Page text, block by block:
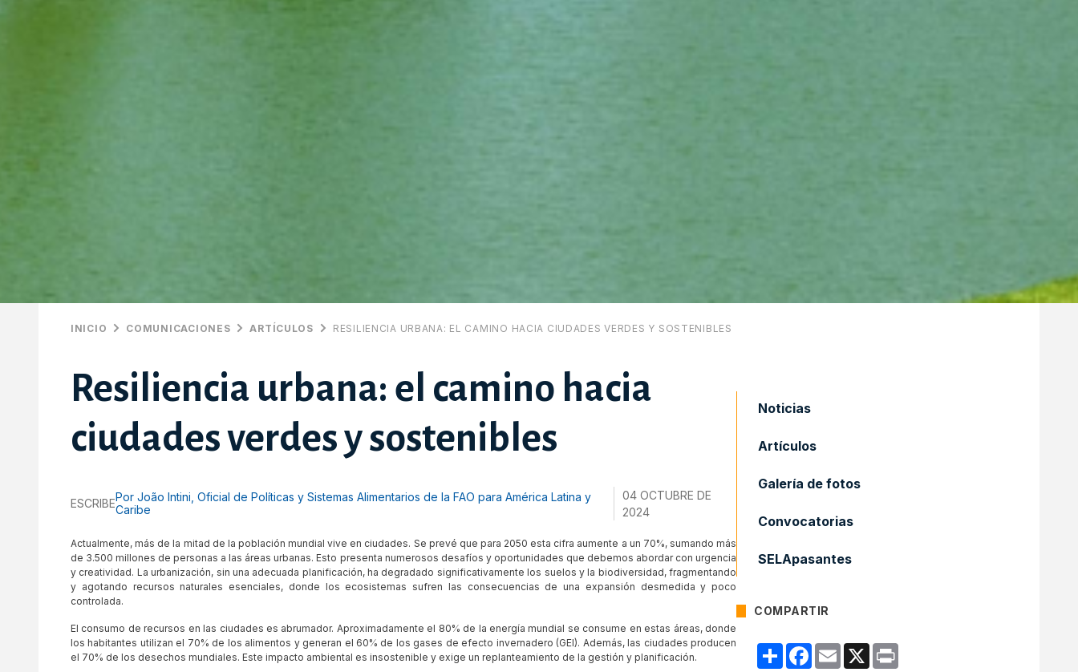
INICIO COMUNICACIONES ARTÍCULOS RESILIENCIA URBANA: EL CAMINO HACIA CIUDADES VERDES Y SOSTENIBLES
Resiliencia urbana: el camino hacia
ciudades verdes y sostenibles
ESCRIBEPor João Intini, Oficial de Políticas y Sistemas Alimentarios de la FAO para América Latina y
Caribe
04 OCTUBRE DE
2024
Actualmente, más de la mitad de la población mundial vive en ciudades. Se prevé que para 2050 esta cifra aumente a un 70%, sumando más
de 3.500 millones de personas a las áreas urbanas. Esto presenta numerosos desafíos y oportunidades que debemos abordar con urgencia
y creatividad. La urbanización, sin una adecuada planificación, ha degradado significativamente los suelos y la biodiversidad, fragmentando
y agotando recursos naturales esenciales, donde los ecosistemas sufren las consecuencias de una expansión desmedida y poco
controlada.
El consumo de recursos en las ciudades es abrumador. Aproximadamente el 80% de la energía mundial se consume en estas áreas, donde
los habitantes utilizan el 70% de los alimentos y generan el 60% de los gases de efecto invernadero (GEI). Además, las ciudades producen
el 70% de los desechos mundiales. Este impacto ambiental es insostenible y exige un replanteamiento de la gestión y planificación.
Noticias
Artículos
Galería de fotos
Convocatorias
SELApasantes
COMPARTIR
CompartirFacebook
Email X